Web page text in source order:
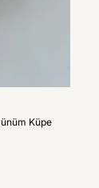
Küpe